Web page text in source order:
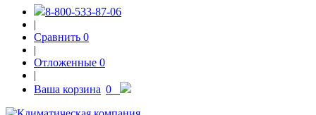
8-800-533-87-06
|
Сравнить 0
|
Отложенные 0
|
Ваша корзина 0